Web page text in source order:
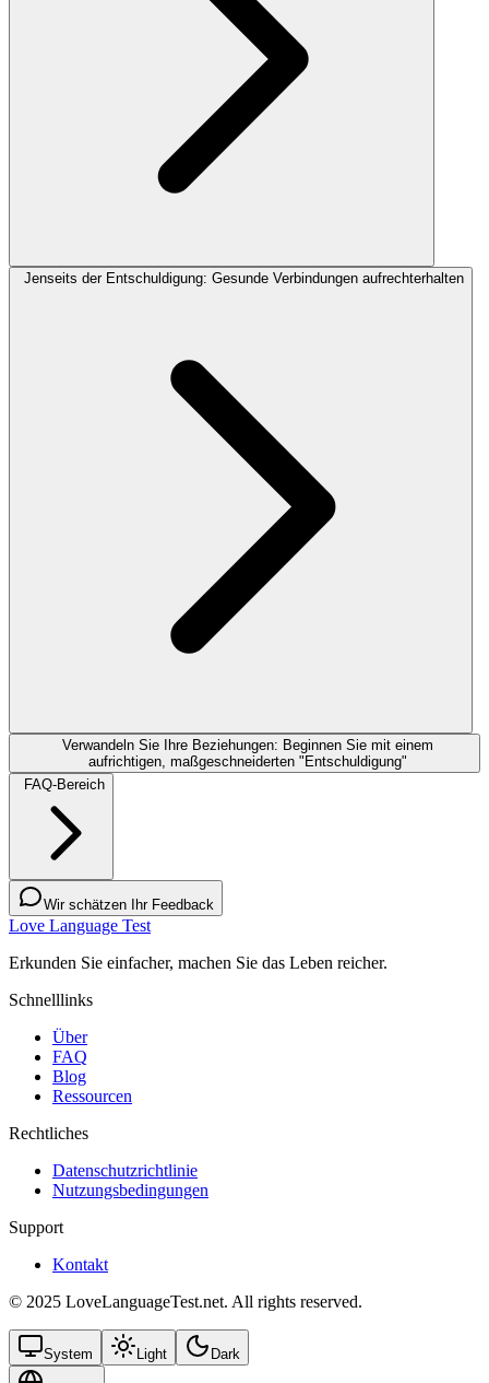
Jenseits der Entschuldigung: Gesunde Verbindungen aufrechterhalten
Verwandeln Sie Ihre Beziehungen: Beginnen Sie mit einem
aufrichtigen, maßgeschneiderten "Entschuldigung"
FAQ-Bereich
Wir schätzen Ihr Feedback
Love Language Test
Erkunden Sie einfacher, machen Sie das Leben reicher.
Schnelllinks
Über
FAQ
Blog
Ressourcen
Rechtliches
Datenschutzrichtlinie
Nutzungsbedingungen
Support
Kontakt
© 2025 LoveLanguageTest.net. All rights reserved.
System Light Dark